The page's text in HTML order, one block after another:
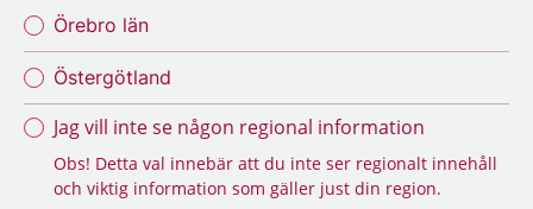
Örebro län
Östergötland
Jag vill inte se någon regional information
Obs! Detta val innebär att du inte ser regionalt innehåll
och viktig information som gäller just din region.